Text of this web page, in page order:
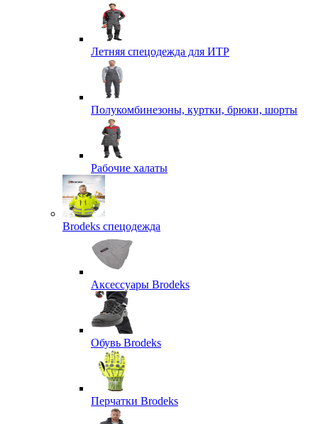
Летняя спецодежда для ИТР
Полукомбинезоны, куртки, брюки, шорты
Рабочие халаты
Brodeks спецодежда
Аксессуары Brodeks
Обувь Brodeks
Перчатки Brodeks